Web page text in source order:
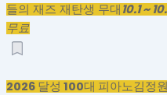
들의 재즈 재탄생 무대 10.1 ~
무료
2026 달성 100대 피아노김정